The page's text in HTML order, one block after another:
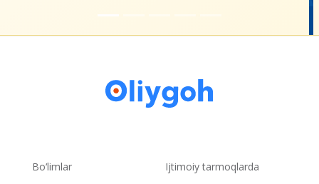
Bo‘limlar Ijtimoiy tarmoqlarda